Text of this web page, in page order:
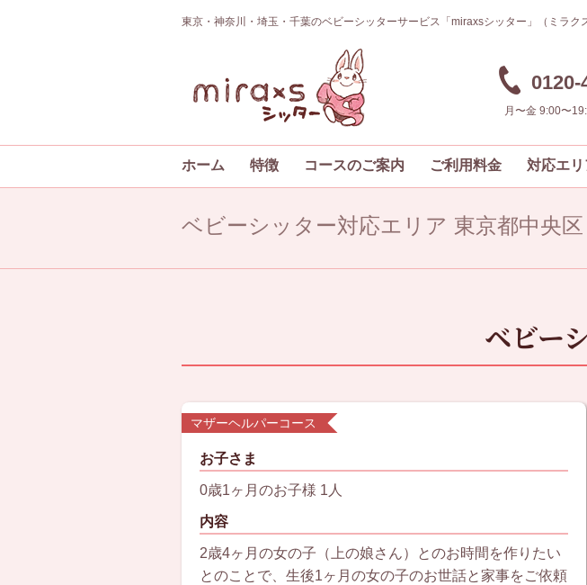
東京・神奈川・埼玉・千葉のベビーシッターサービス「miraxsシッター」（ミラク
0120-
月〜金 9:00〜
ホーム 特徴 コースのご案内 ご利用料金 対応エリ
ベビーシッター対応エリア 東京都中央区
ベビー
マザーヘルパーコース
お子さま
0歳1ヶ月のお子様 1人
内容
2歳4ヶ月の女の子（上の娘さん）とのお時間を作りたい
とのことで、生後1ヶ月の女の子のお世話と家事をご依頼